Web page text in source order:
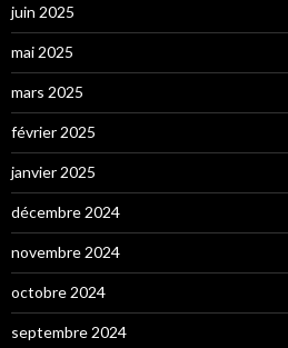
juin 2025
mai 2025
mars 2025
février 2025
janvier 2025
décembre 2024
novembre 2024
octobre 2024
septembre 2024